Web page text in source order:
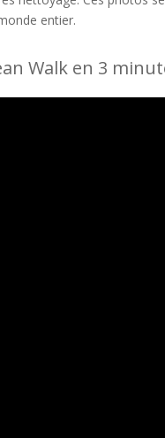
entier.
Walk en 3